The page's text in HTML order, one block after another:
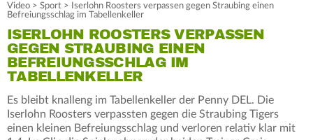
Video > Sport >
Iserlohn Roosters verpassen gegen Straubing einen
Befreiungsschlag im Tabellenkeller
ISERLOHN ROOSTERS VERPASSEN
GEGEN STRAUBING EINEN
BEFREIUNGSSCHLAG IM
TABELLENKELLER
Es bleibt knalleng im Tabellenkeller der Penny DEL. Die
Iserlohn Roosters verpassten gegen die Straubing Tigers
einen kleinen Befreiungsschlag und verloren relativ klar mit